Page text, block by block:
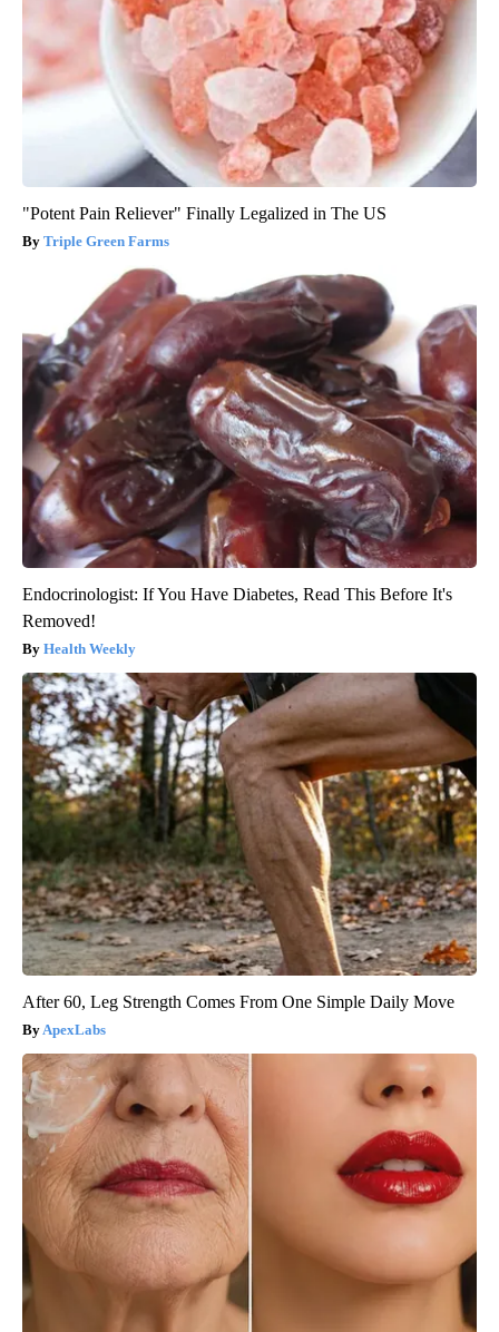
"Potent Pain Reliever" Finally Legalized in The US
Triple Green Farms
Endocrinologist: If You Have Diabetes, Read This Before It's
Removed!
Health Weekly
After 60, Leg Strength Comes From One Simple Daily Move
ApexLabs